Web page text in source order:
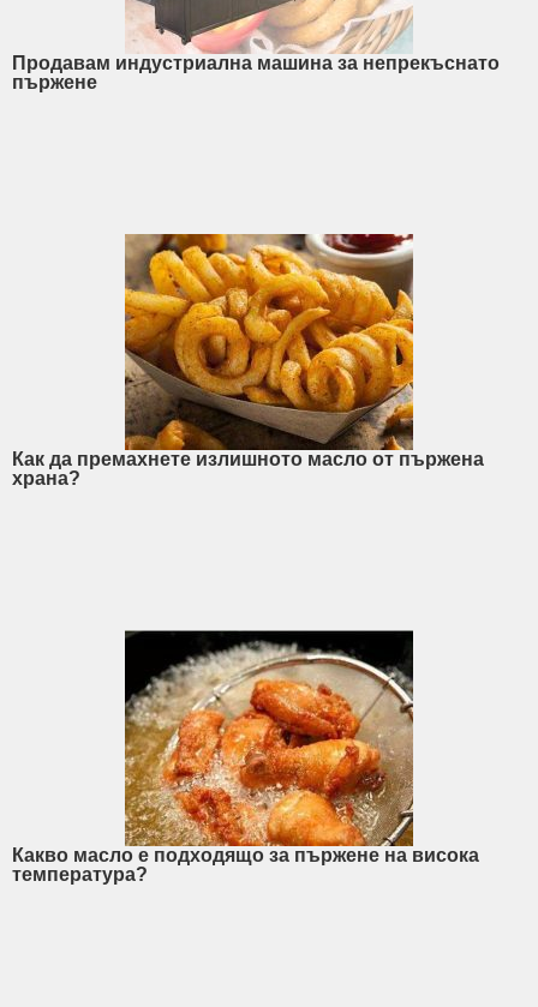
Продавам индустриална машина за непрекъснато
пържене
Как да премахнете излишното масло от пържена
храна?
Какво масло е подходящо за пържене на висока
температура?